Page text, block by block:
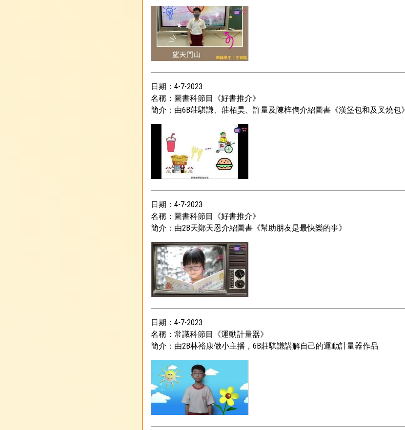
日期：4-7-2023
名稱：圖書科節目《好書推介》
簡介：由6B莊騏謙、莊栢昊、許量及陳梓儁介紹圖書《漢堡包和及叉燒包》
日期：4-7-2023
名稱：圖書科節目《好書推介》
簡介：由2B天鄭天恩介紹圖書《幫助朋友是最快樂的事》
日期：4-7-2023
名稱：常識科節目《運動計量器》
簡介：由2B林裕康做小主播，6B莊騏謙講解自己的運動計量器作品